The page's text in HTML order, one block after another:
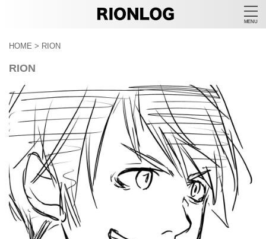
HOME > RION
RION